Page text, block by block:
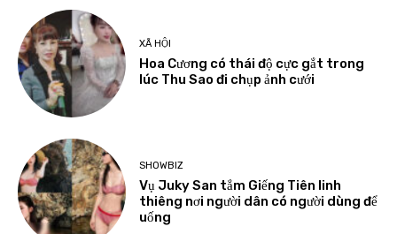
XÃ HỘI
Hoa Cương có thái độ cực gắt trong
lúc Thu Sao đi chụp ảnh cưới
SHOWBIZ
Vụ Juky San tắm Giếng Tiên linh
thiêng nơi người dân có người dùng để
uống